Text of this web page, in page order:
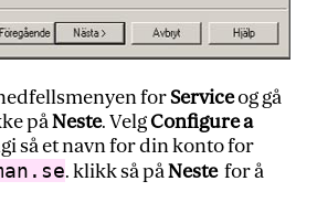
forServiceog gå
påNeste. VelgConfigure a
så et navn for din konto for
. klikk så påNeste for å